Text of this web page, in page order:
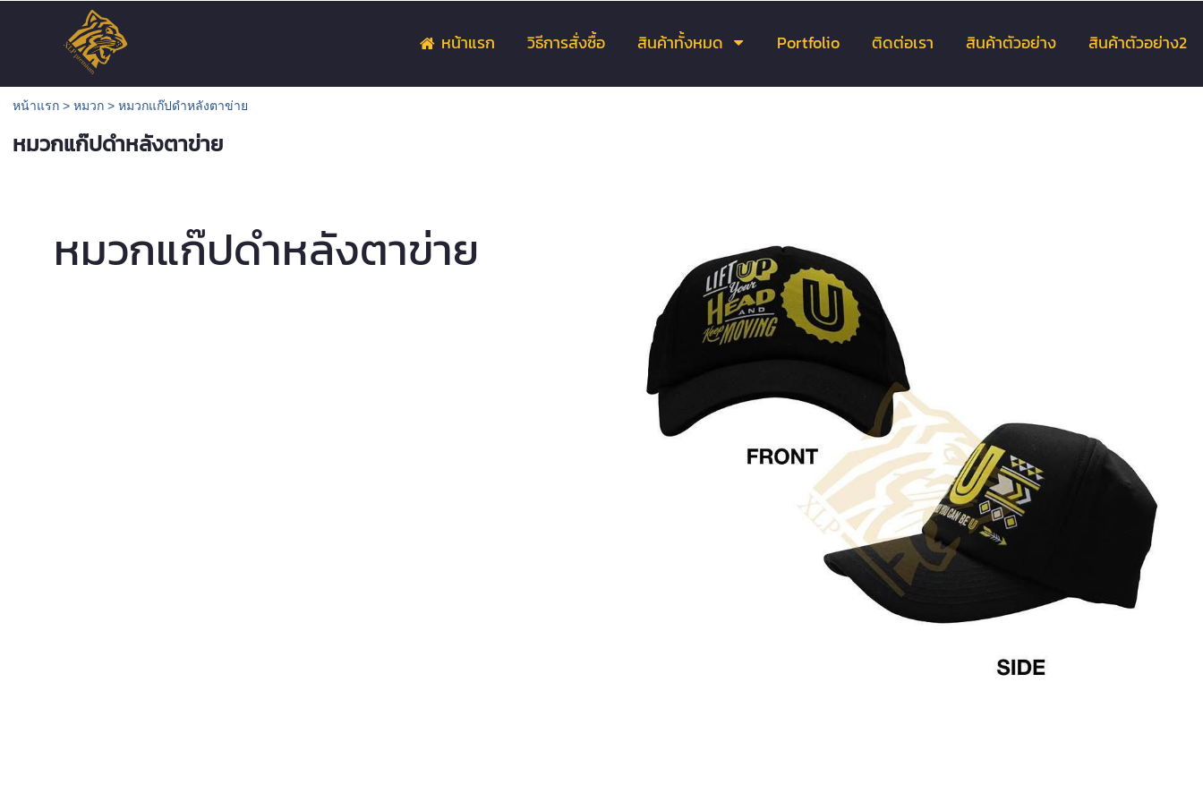
หน้าแรก วิธีการสั่งซื้อ สินค้าทั้งหมด Portfolio ติดต่อเรา สินค้าตัวอย่าง สินค้าตัวอย่าง2
หน้าแรก> หมวก> หมวกแก๊ปดำหลังตาข่าย
หมวกแก๊ปดำหลังตาข่าย
หมวกแก๊ปดำหลังตาข่าย